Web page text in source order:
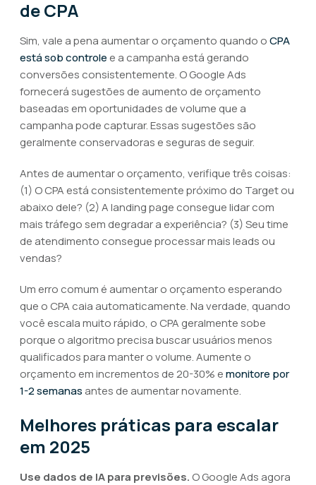
de CPA
Sim, vale a pena aumentar o orçamento quando oCPA
está sob controle e a campanha está gerando
conversões consistentemente. O Google Ads
fornecerá sugestões de aumento de orçamento
baseadas em oportunidades de volume que a
campanha pode capturar. Essas sugestões são
geralmente conservadoras e seguras de seguir.
Antes de aumentar o orçamento, verifique três coisas:
(1) O CPA está consistentemente próximo do Target ou
abaixo dele? (2) A landing page consegue lidar com
mais tráfego sem degradar a experiência? (3) Seu time
de atendimento consegue processar mais leads ou
vendas?
Um erro comum é aumentar o orçamento esperando
que o CPA caia automaticamente. Na verdade, quando
você escala muito rápido, o CPA geralmente sobe
porque o algoritmo precisa buscar usuários menos
qualificados para manter o volume. Aumente o
orçamento em incrementos de 20-30% emonitore por
1-2 semanas antes de aumentar novamente.
Melhores práticas para escalar
em 2025
Use dados de IA para previsões. O Google Ads agora